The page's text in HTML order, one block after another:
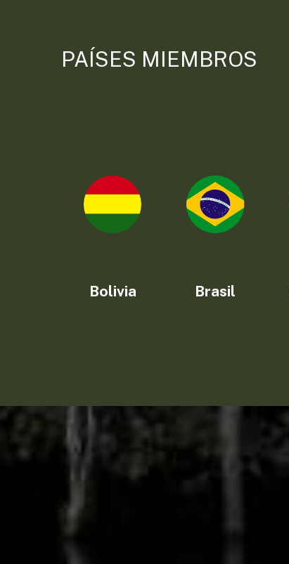
PAÍSES MIEMBROS
Bolivia Brasil